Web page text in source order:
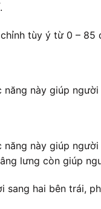
tùy ý từ 0 – 85
năng này giúp
năng này giúp
lưng còn giúp
sang hai bên trái,